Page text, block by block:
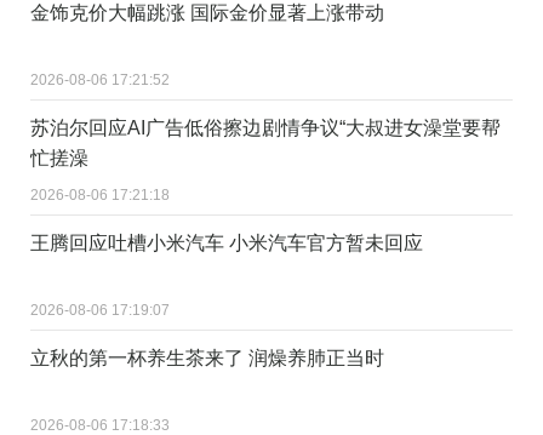
金饰克价大幅跳涨 国际金价显著上涨带动
2026-08-06 17:21:52
苏泊尔回应AI广告低俗擦边剧情争议“大叔进女澡堂要帮
忙搓澡
2026-08-06 17:21:18
王腾回应吐槽小米汽车 小米汽车官方暂未回应
2026-08-06 17:19:07
立秋的第一杯养生茶来了 润燥养肺正当时
2026-08-06 17:18:33